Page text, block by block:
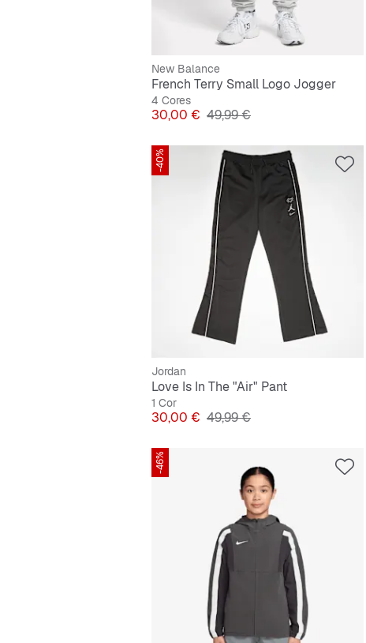
New Balance
French Terry Small Logo Jogger
4 Cores
Preço
30,00 € Preço original
49,99 €
-40%
Jordan
Love Is In The "Air" Pant
1 Cor
Preço
30,00 € Preço original
49,99 €
-46%